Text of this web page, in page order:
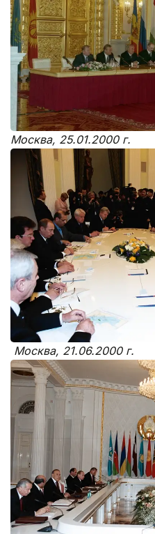
Москва, 25.01.2000 г.
Москва, 21.06.2000 г.